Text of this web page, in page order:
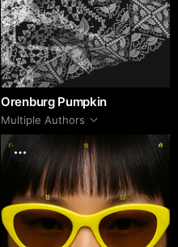
Orenburg Pumpkin
Multiple Authors